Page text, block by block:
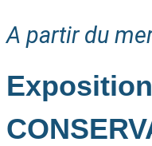
A partir du